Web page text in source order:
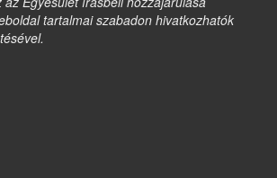
tartalmai szabadon hivatkozhatók